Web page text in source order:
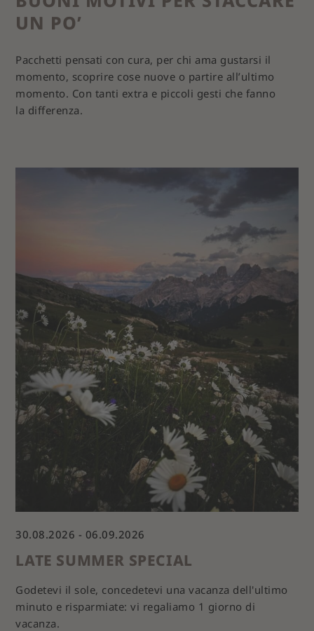
UN PO’
Pacchetti pensati con cura, per chi ama gustarsi il
momento, scoprire cose nuove o partire all’ultimo
momento. Con tanti extra e piccoli gesti che fanno
la differenza.
30.08.2026 - 06.09.2026
LATE SUMMER SPECIAL
Godetevi il sole, concedetevi una vacanza dell'ultimo
minuto e risparmiate: vi regaliamo 1 giorno di
vacanza.